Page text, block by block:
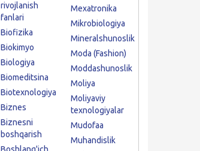
rivojlanish
fanlari
Biofizika
Biokimyo
Biologiya
Biomeditsina
Biotexnologiya
Biznes
Biznesni
boshqarish
Mexatronika
Mikrobiologiya
Mineralshunoslik
Moda (Fashion)
Moddashunoslik
Moliya
Moliyaviy
texnologiyalar
Mudofaa
Muhandislik